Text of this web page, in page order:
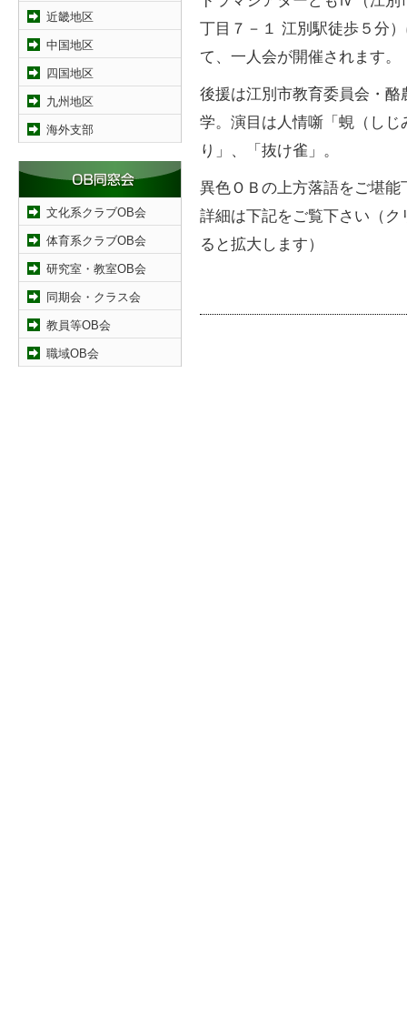
近畿地区
中国地区
四国地区
九州地区
海外支部
文化系クラブOB会
体育系クラブOB会
研究室・教室OB会
同期会・クラス会
教員等OB会
職域OB会
丁目７－１ 江別駅徒歩５分
て、一人会が開催されます。
後援は江別市教育委員会・酪
学。演目は人情噺「蜆（しじ
り」、「抜け雀」。
異色ＯＢの上方落語をご堪能
詳細は下記をご覧下さい（ク
ると拡大します）